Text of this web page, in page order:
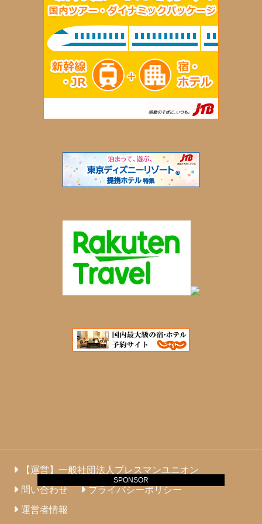
SPONSOR
【運営】一般社団法人プレスマンユニオン
問い合わせ
プライバシーポリシー
運営者情報